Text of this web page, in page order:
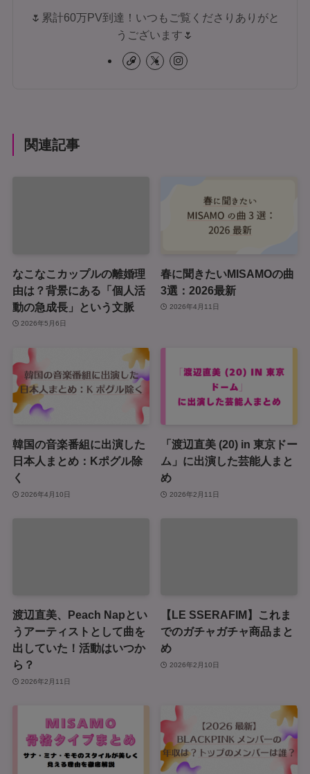
🌷累計60万PV到達！いつもご覧くださりありがと
うございます🌷
関連記事
なこなこカップルの離婚理
由は？背景にある「個人活
動の急成長」という文脈
2026年5月6日
春に聞きたいMISAMOの曲
3選：2026最新
2026年4月11日
韓国の音楽番組に出演した
日本人まとめ：Kポグル除
く
2026年4月10日
「渡辺直美 (20) in 東京ドー
ム」に出演した芸能人まと
め
2026年2月11日
渡辺直美、Peach Napとい
うアーティストとして曲を
出していた！活動はいつか
ら？
2026年2月11日
【LE SSERAFIM】これま
でのガチャガチャ商品まと
め
2026年2月10日